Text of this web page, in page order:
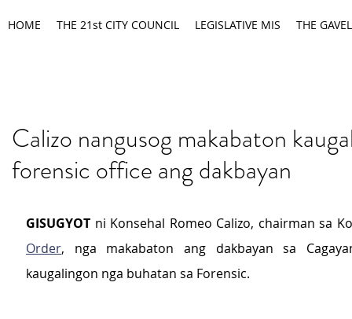
HOME THE 21st CITY COUNCIL LEGISLATIVE MIS THE GAVEL
Calizo nangusog makabaton
forensic office ang dakbayan
GISUGYOT ni Konsehal Romeo Calizo, chairman sa
Order, nga makabaton ang dakbayan sa
kaugalingon nga buhatan sa Forensic.